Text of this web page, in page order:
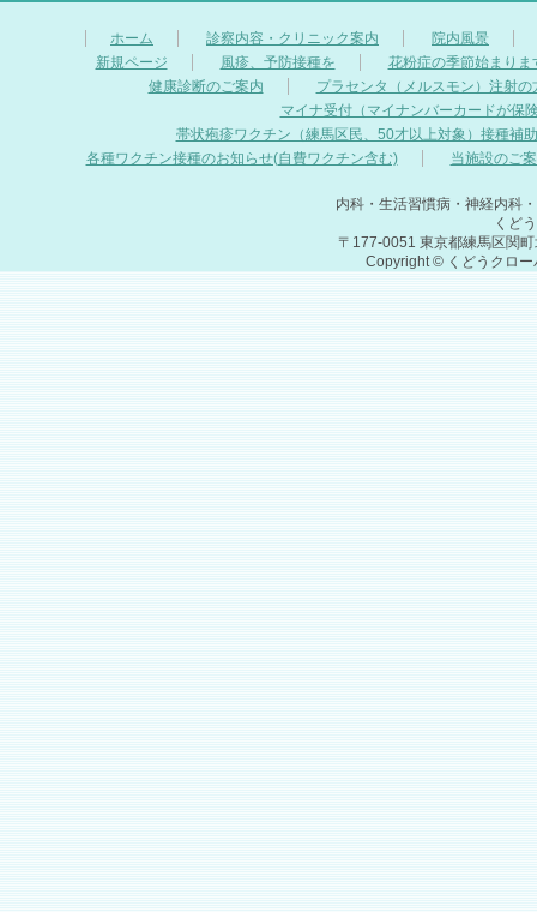
ホーム 診察内容・クリニック案内
院内風景
新規ページ
風疹、予防接種を
花粉症の季節始まりま
健康診断のご案内
プラセンタ（メルスモン）注射の
マイナ受付（マイナンバーカードが保
帯状疱疹ワクチン（練馬区民、50才以上対象）接種補
各種ワクチン接種のお知らせ(自費ワクチン含む)
当施設のご
内科・生活習慣病・神経内科
くど
〒177-0051 東京都練馬区関
Copyright © くどうクロ